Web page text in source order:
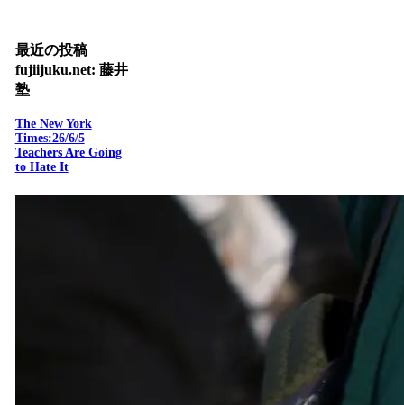
最近の投稿
fujiijuku.net: 藤井
塾
The New York
Times:26/6/5
Teachers Are Going
to Hate It